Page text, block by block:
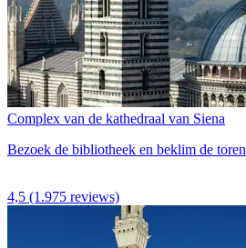
Complex van de kathedraal van Siena
Bezoek de bibliotheek en beklim de toren
4,5 (1.975 reviews)